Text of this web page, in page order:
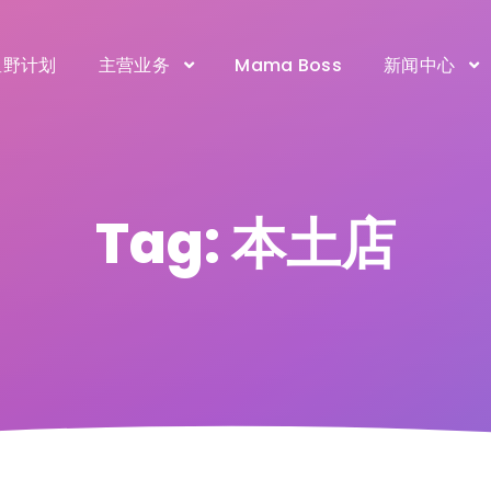
计划 主营业务 Mama Boss 新闻中心
Tag: 本土店